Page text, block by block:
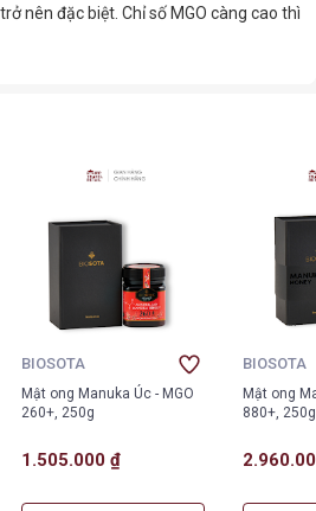
nên đặc biệt. Chỉ số MGO càng cao thì
BIOSOTA
Mật ong Manuka Úc - MGO
260+, 250g
1.505.000 ₫
BIOSOTA
Mật ong
880+, 250g